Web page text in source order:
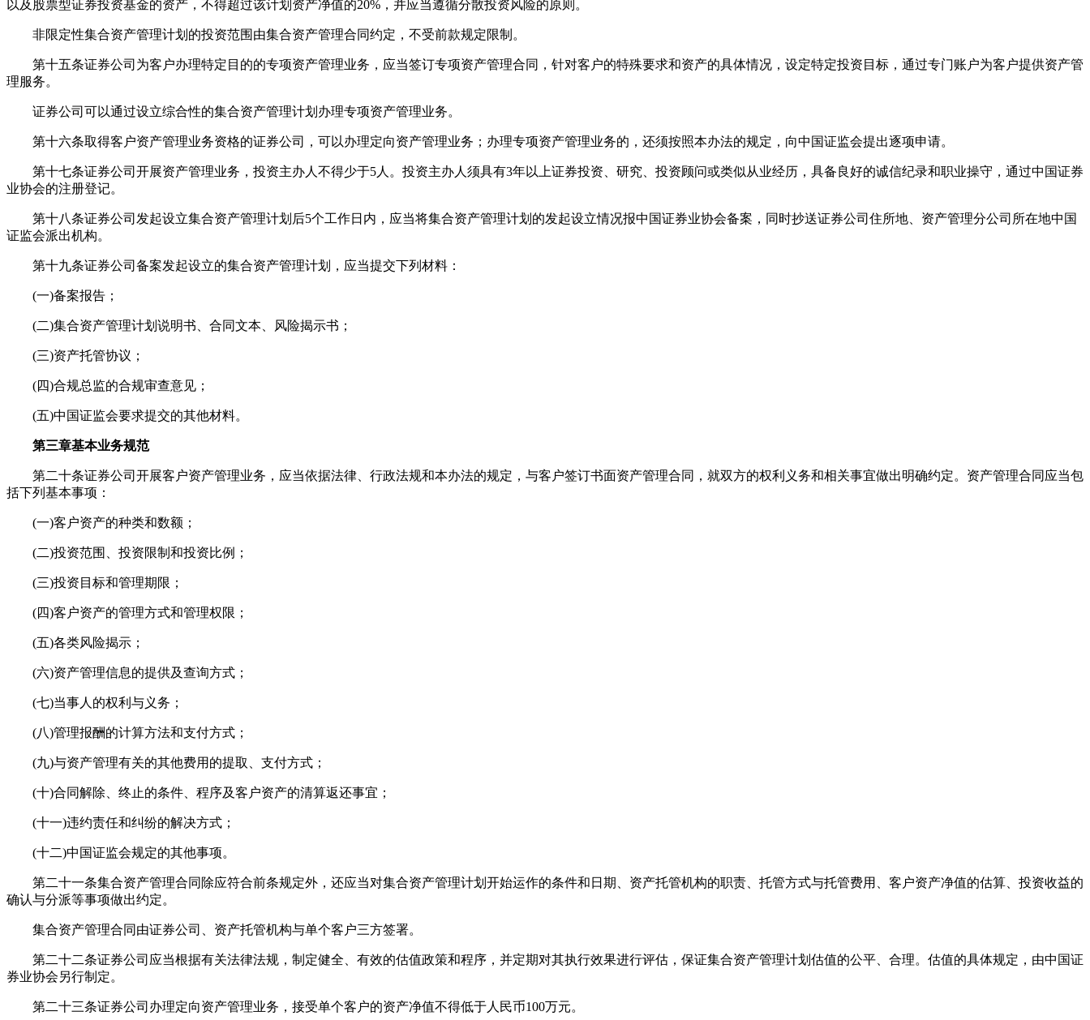
以及股票型证券投资基金的资产，不得超过该计划资产净值的20%，并应当遵循分散投资风险的原则。
非限定性集合资产管理计划的投资范围由集合资产管理合同约定，不受前款规定限制。
第十五条证券公司为客户办理特定目的的专项资产管理业务，应当签订专项资产管理合同，针对客户的特殊要求和资产的具体情况，设定特定投资目标，通过专门账户为客户提供资产管
理服务。
证券公司可以通过设立综合性的集合资产管理计划办理专项资产管理业务。
第十六条取得客户资产管理业务资格的证券公司，可以办理定向资产管理业务；办理专项资产管理业务的，还须按照本办法的规定，向中国证监会提出逐项申请。
第十七条证券公司开展资产管理业务，投资主办人不得少于5人。投资主办人须具有3年以上证券投资、研究、投资顾问或类似从业经历，具备良好的诚信纪录和职业操守，通过中国证券
业协会的注册登记。
第十八条证券公司发起设立集合资产管理计划后5个工作日内，应当将集合资产管理计划的发起设立情况报中国证券业协会备案，同时抄送证券公司住所地、资产管理分公司所在地中国
证监会派出机构。
第十九条证券公司备案发起设立的集合资产管理计划，应当提交下列材料：
(一)备案报告；
(二)集合资产管理计划说明书、合同文本、风险揭示书；
(三)资产托管协议；
(四)合规总监的合规审查意见；
(五)中国证监会要求提交的其他材料。
第三章基本业务规范
第二十条证券公司开展客户资产管理业务，应当依据法律、行政法规和本办法的规定，与客户签订书面资产管理合同，就双方的权利义务和相关事宜做出明确约定。资产管理合同应当包
括下列基本事项：
(一)客户资产的种类和数额；
(二)投资范围、投资限制和投资比例；
(三)投资目标和管理期限；
(四)客户资产的管理方式和管理权限；
(五)各类风险揭示；
(六)资产管理信息的提供及查询方式；
(七)当事人的权利与义务；
(八)管理报酬的计算方法和支付方式；
(九)与资产管理有关的其他费用的提取、支付方式；
(十)合同解除、终止的条件、程序及客户资产的清算返还事宜；
(十一)违约责任和纠纷的解决方式；
(十二)中国证监会规定的其他事项。
第二十一条集合资产管理合同除应符合前条规定外，还应当对集合资产管理计划开始运作的条件和日期、资产托管机构的职责、托管方式与托管费用、客户资产净值的估算、投资收益的
确认与分派等事项做出约定。
集合资产管理合同由证券公司、资产托管机构与单个客户三方签署。
第二十二条证券公司应当根据有关法律法规，制定健全、有效的估值政策和程序，并定期对其执行效果进行评估，保证集合资产管理计划估值的公平、合理。估值的具体规定，由中国证
券业协会另行制定。
第二十三条证券公司办理定向资产管理业务，接受单个客户的资产净值不得低于人民币100万元。